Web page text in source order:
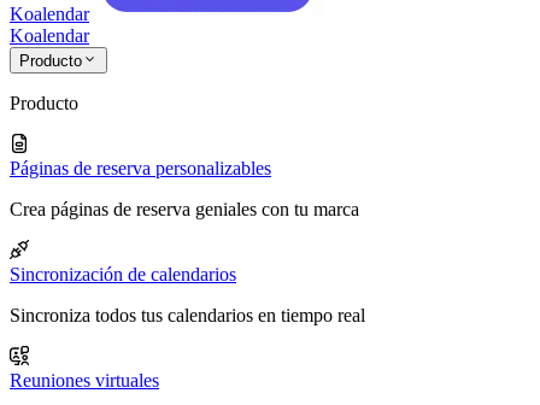
Koalendar
Koalendar
Producto
Producto
Páginas de reserva personalizables
Crea páginas de reserva geniales con tu marca
Sincronización de calendarios
Sincroniza todos tus calendarios en tiempo real
Reuniones virtuales